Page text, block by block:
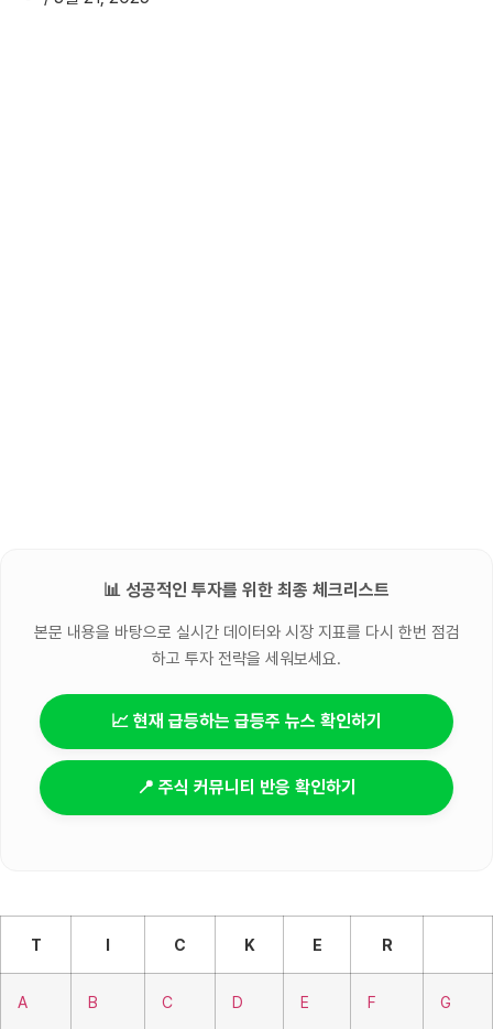
📊 성공적인 투자를 위한 최종 체크리스트
본문 내용을 바탕으로 실시간 데이터와 시장 지표를 다시 한번 점검
하고 투자 전략을 세워보세요.
📈 현재 급등하는 급등주 뉴스 확인하기
📍 주식 커뮤니티 반응 확인하기
T I C K E R
A B C D E F G